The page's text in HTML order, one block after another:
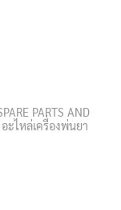
PARTS AND
ะไหล่เครื่องพ่นยา